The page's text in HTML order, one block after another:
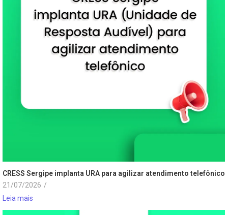
CRESS Sergipe implanta URA para agilizar atendimento telefônico
21/07/2026 /
Leia mais